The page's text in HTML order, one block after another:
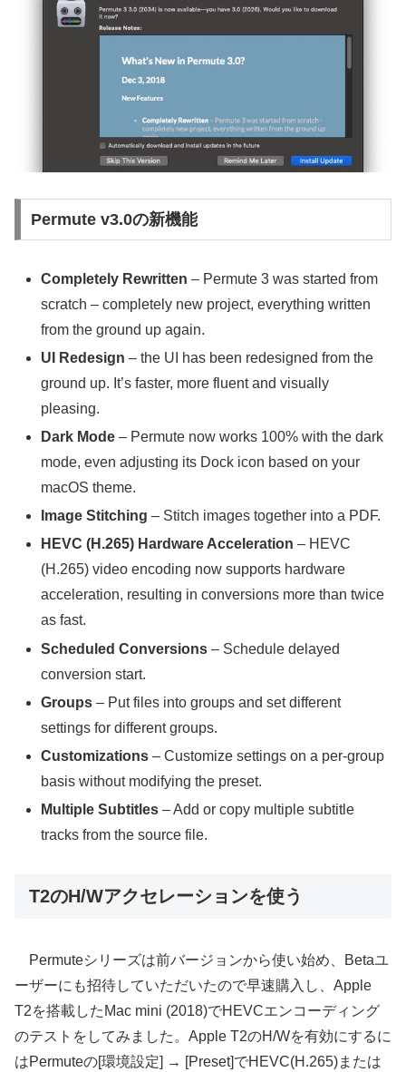
Permute v3.0の新機能
Completely Rewritten – Permute 3 was started from
scratch – completely new project, everything written
from the ground up again.
UI Redesign – the UI has been redesigned from the
ground up. It’s faster, more fluent and visually
pleasing.
Dark Mode – Permute now works 100% with the dark
mode, even adjusting its Dock icon based on your
macOS theme.
Image Stitching – Stitch images together into a PDF.
HEVC (H.265) Hardware Acceleration – HEVC
(H.265) video encoding now supports hardware
acceleration, resulting in conversions more than twice
as fast.
Scheduled Conversions – Schedule delayed
conversion start.
Groups – Put files into groups and set different
settings for different groups.
Customizations – Customize settings on a per-group
basis without modifying the preset.
Multiple Subtitles – Add or copy multiple subtitle
tracks from the source file.
T2のH/Wアクセレーションを使う
Permuteシリーズは前バージョンから使い始め、Betaユ
ーザーにも招待していただいたので早速購入し、Apple
T2を搭載したMac mini (2018)でHEVCエンコーディング
のテストをしてみました。Apple T2のH/Wを有効にするに
はPermuteの[環境設定] → [Preset]でHEVC(H.265)または